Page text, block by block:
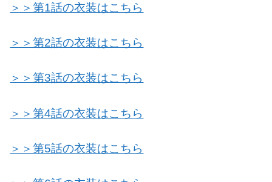
＞＞第1話の衣装はこちら
＞＞第2話の衣装はこちら
＞＞第3話の衣装はこちら
＞＞第4話の衣装はこちら
＞＞第5話の衣装はこちら